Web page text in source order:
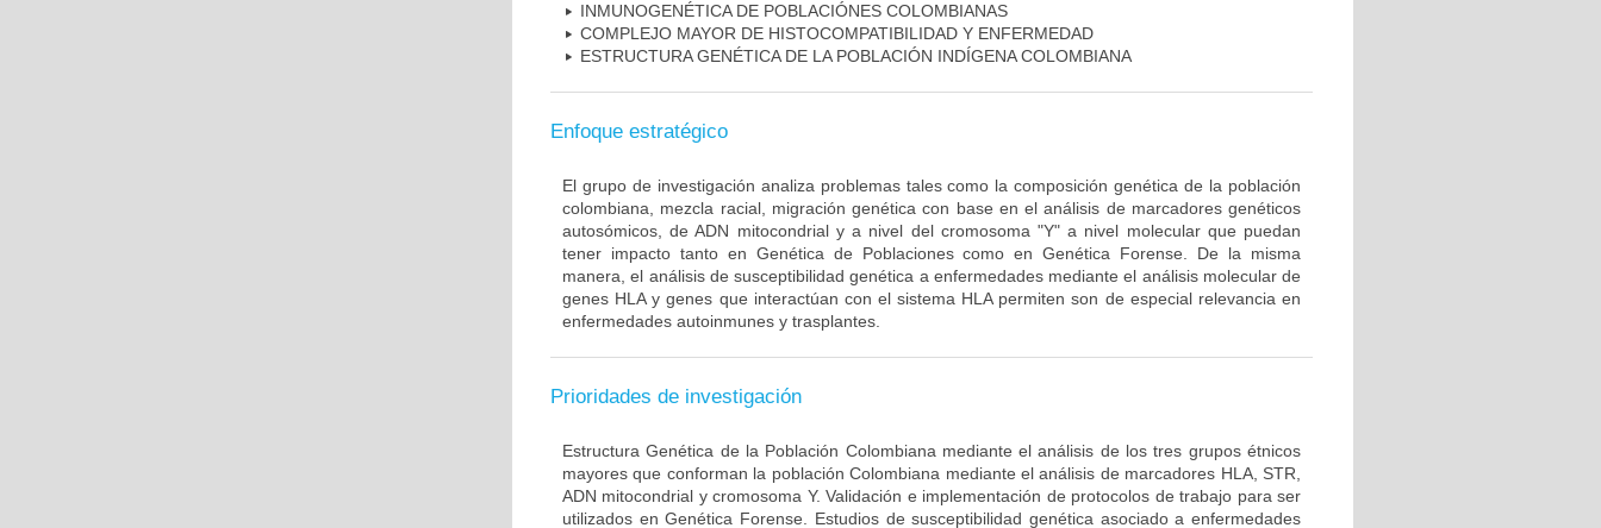
INMUNOGENÉTICA DE POBLACIÓNES COLOMBIANAS
COMPLEJO MAYOR DE HISTOCOMPATIBILIDAD Y ENFERMEDAD
ESTRUCTURA GENÉTICA DE LA POBLACIÓN INDÍGENA COLOMBIANA
Enfoque estratégico
El grupo de investigación analiza problemas tales como la composición genética de la población
colombiana, mezcla racial, migración genética con base en el análisis de marcadores genéticos
autosómicos, de ADN mitocondrial y a nivel del cromosoma "Y" a nivel molecular que puedan
tener impacto tanto en Genética de Poblaciones como en Genética Forense. De la misma
manera, el análisis de susceptibilidad genética a enfermedades mediante el análisis molecular de
genes HLA y genes que interactúan con el sistema HLA permiten son de especial relevancia en
enfermedades autoinmunes y trasplantes.
Prioridades de investigación
Estructura Genética de la Población Colombiana mediante el análisis de los tres grupos étnicos
mayores que conforman la población Colombiana mediante el análisis de marcadores HLA, STR,
ADN mitocondrial y cromosoma Y. Validación e implementación de protocolos de trabajo para ser
utilizados en Genética Forense. Estudios de susceptibilidad genética asociado a enfermedades